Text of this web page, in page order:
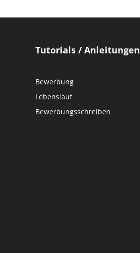
Tutorials / Anleitungen
Bewerbung
Lebenslauf
Bewerbungsschreiben